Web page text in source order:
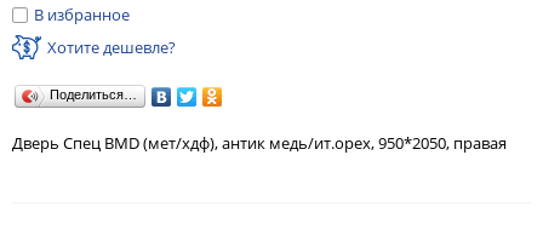
В избранное
Хотите дешевле?
Поделиться…
Дверь Спец BMD (мет/хдф), антик медь/ит.орех, 950*2050, правая